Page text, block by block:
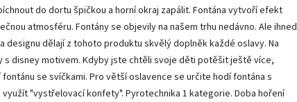
do dortu špičkou a horní okraj zapálit. Fontána vytvoří efekt
atmosféru. Fontány se objevily na našem trhu nedávno. Ale ihned
designu dělají z tohoto produktu skvělý doplněk každé oslavy. Na
disney motivem. Kdyby jste chtěli svoje děti potěšit ještě více,
se svíčkami. Pro větší oslavence se určite hodí fontána s
"vystřelovací konfety". Pyrotechnika 1 kategorie. Doba hoření